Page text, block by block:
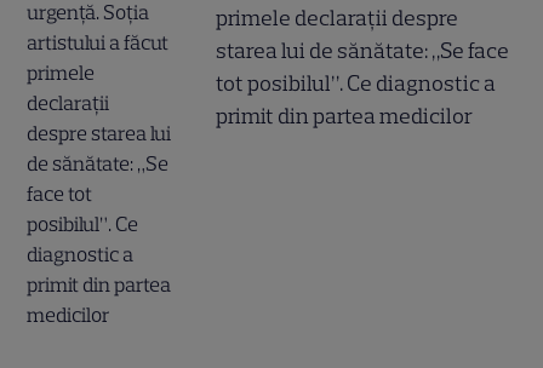
primele declarații despre
starea lui de sănătate: „Se face
tot posibilul”. Ce diagnostic a
primit din partea medicilor